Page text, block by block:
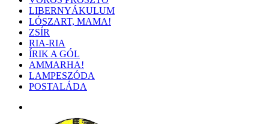
LIBERNYÁKULUM
LÓSZART, MAMA!
ZSÍR
RIA-RIA
ÍRIK A GÓL
AMMARHA!
LAMPESZÓDA
POSTALÁDA